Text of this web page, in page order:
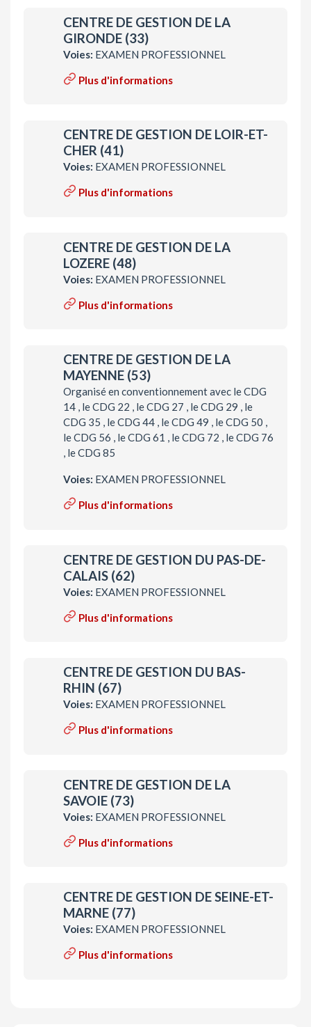
CENTRE DE GESTION DE LA
GIRONDE (33)
Voies: EXAMEN PROFESSIONNEL
Plus d'informations
CENTRE DE GESTION DE LOIR-ET-
CHER (41)
Voies: EXAMEN PROFESSIONNEL
Plus d'informations
CENTRE DE GESTION DE LA
LOZERE (48)
Voies: EXAMEN PROFESSIONNEL
Plus d'informations
CENTRE DE GESTION DE LA
MAYENNE (53)
Organisé en conventionnement avec le CDG
14 , le CDG 22 , le CDG 27 , le CDG 29 , le
CDG 35 , le CDG 44 , le CDG 49 , le CDG 50 ,
le CDG 56 , le CDG 61 , le CDG 72 , le CDG 76
, le CDG 85
Voies: EXAMEN PROFESSIONNEL
Plus d'informations
CENTRE DE GESTION DU PAS-DE-
CALAIS (62)
Voies: EXAMEN PROFESSIONNEL
Plus d'informations
CENTRE DE GESTION DU BAS-
RHIN (67)
Voies: EXAMEN PROFESSIONNEL
Plus d'informations
CENTRE DE GESTION DE LA
SAVOIE (73)
Voies: EXAMEN PROFESSIONNEL
Plus d'informations
CENTRE DE GESTION DE SEINE-ET-
MARNE (77)
Voies: EXAMEN PROFESSIONNEL
Plus d'informations